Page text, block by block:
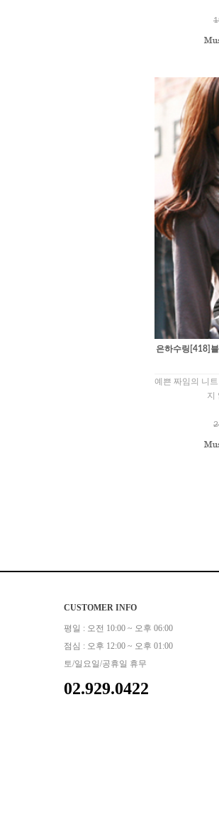
은하수링[418]
예쁜 짜임의 니
지
CUSTOMER INFO
평일 : 오전 10:00 ~ 오후 06:00
점심 : 오후 12:00 ~ 오후 01:00
토/일요일/공휴일 휴무
02.929.0422